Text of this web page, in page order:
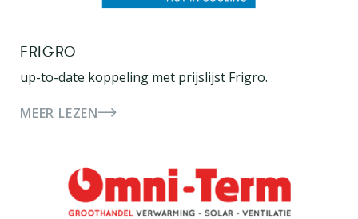
FRIGRO
up-to-date koppeling met prijslijst Frigro.
MEER LEZEN